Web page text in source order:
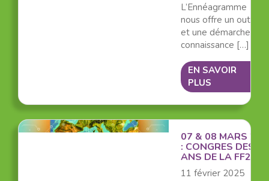
L’Ennéagramme
nous offre un outil
et une démarche de
connaissance […]
EN SAVOIR
PLUS
07 & 08 MARS
: CONGRES DES 30
ANS DE LA FF2P
11 février 2025